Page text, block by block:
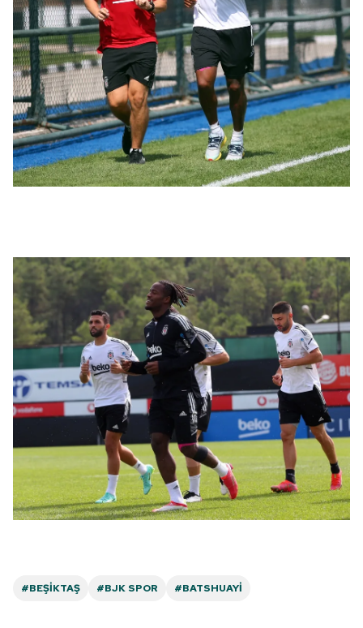
Sizlere daha iyi bir hizmet sunabilmek için İnternet
Sitemizde kendimize ve üçüncü kişilere ait çerezler
kullanılmaktadır. Bu çerezler vasıtasıyla çeşitli kişisel
verileriniz işlenmekte olup gerekli olan çerezler bilgi
toplumu hizmetlerinin sunulması amacıyla
kullanılmaktadır. Diğer çerezler, sitemizin daha işlevsel
kılınması ve kişiselleştirilmesi ve sizlere yönelik
reklam/pazarlama faaliyetlerinin yapılması, amaçlarıyla
sınırlı olarak açık rızanız dahilinde kullanılacaktır.
için Ayarlar butonuna tıklayabilir,Çerez Bilgilendirme
Metnimiziziyaret edebilirsiniz.
6698 sayılı Kişisel Verilerin Korunması Kanunu uyarınca
hazırlanmış Aydınlatma Metnimizi okumak ve sitemizde
ilgili mevzuata uygun olarak kullanılan çerezlerle ilgili bilgi
almak için lütfentıklayınız
#BEŞIKTAŞ #BJK SPOR #BATSHUAYI